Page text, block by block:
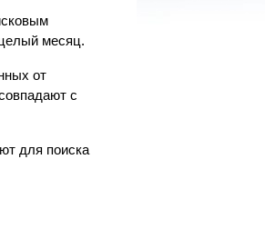
месяц.
от
с
для поиска